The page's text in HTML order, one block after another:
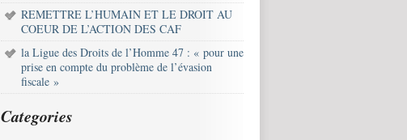
REMETTRE L’HUMAIN ET LE DROIT AU
COEUR DE L’ACTION DES CAF
la Ligue des Droits de l’Homme 47 : « pour une
prise en compte du problème de l’évasion
fiscale »
Categories